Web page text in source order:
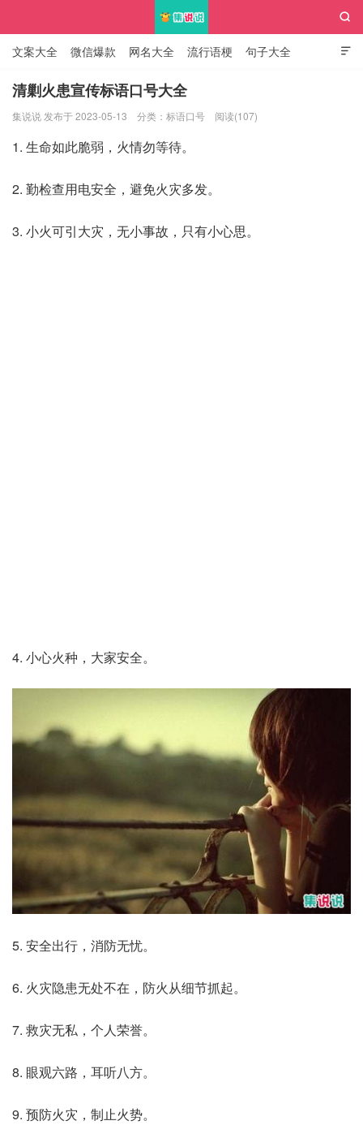

文案大全 微信爆款 网名大全 流行语梗 句子大全
知识大全

清剿火患宣传标语口号大全
集说说 发布于 2023-05-13 分类： 标语口号 阅读(107)
1. 生命如此脆弱，火情勿等待。
2. 勤检查用电安全，避免火灾多发。
3. 小火可引大灾，无小事故，只有小心思。
4. 小心火种，大家安全。
5. 安全出行，消防无忧。
6. 火灾隐患无处不在，防火从细节抓起。
7. 救灾无私，个人荣誉。
8. 眼观六路，耳听八方。
9. 预防火灾，制止火势。